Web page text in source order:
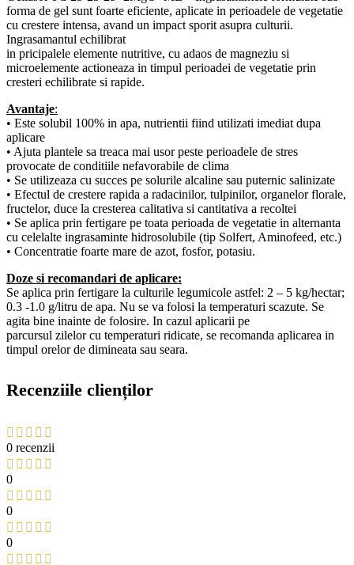
forma de gel sunt foarte eficiente, aplicate in perioadele de vegetatie
cu crestere intensa, avand un impact sporit asupra culturii.
Ingrasamantul echilibrat
in pricipalele elemente nutritive, cu adaos de magneziu si
microelemente actioneaza in timpul perioadei de vegetatie prin
cresteri echilibrate si rapide.
Avantaje:
• Este solubil 100% in apa, nutrientii fiind utilizati imediat dupa
aplicare
• Ajuta plantele sa treaca mai usor peste perioadele de stres
provocate de conditiile nefavorabile de clima
• Se utilizeaza cu succes pe solurile alcaline sau puternic salinizate
• Efectul de crestere rapida a radacinilor, tulpinilor, organelor florale,
fructelor, duce la cresterea calitativa si cantitativa a recoltei
• Se aplica prin fertigare pe toata perioada de vegetatie in alternanta
cu celelalte ingrasaminte hidrosolubile (tip Solfert, Aminofeed, etc.)
• Concentratie foarte mare de azot, fosfor, potasiu.
Doze si recomandari de aplicare:
Se aplica prin fertigare la culturile legumicole astfel: 2 – 5 kg/hectar;
0.3 -1.0 g/litru de apa. Nu se va folosi la temperaturi scazute. Se
agita bine inainte de folosire. In cazul aplicarii pe
parcursul zilelor cu temperaturi ridicate, se recomanda aplicarea in
timpul orelor de dimineata sau seara.
Recenziile clienților
0 recenzii
0
0
0